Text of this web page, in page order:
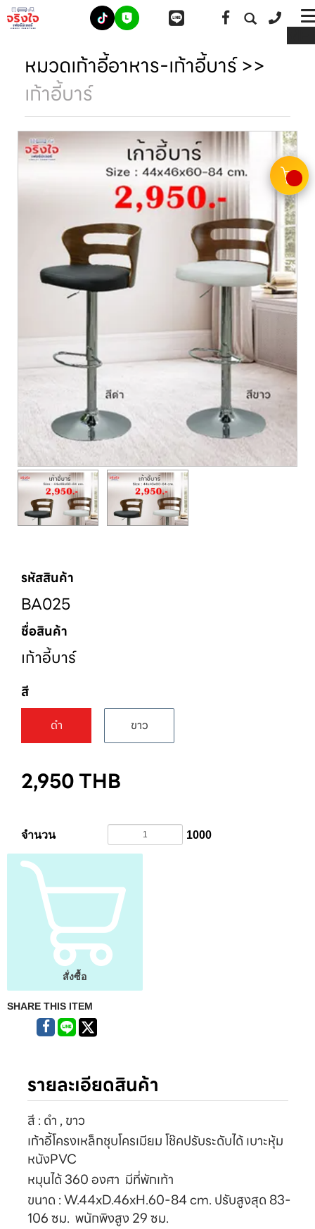
หมวดเก้าอี้อาหาร-เก้าอี้บาร์>>
เก้าอี้บาร์
รหัสสินค้า
BA025
ชื่อสินค้า
เก้าอี้บาร์
สี
ดำ ขาว
2,950THB
จำนวน 1000
สั่งซื้อ
SHARE THIS ITEM
รายละเอียดสินค้า
สี : ดำ , ขาว
เก้าอี้โครงเหล็กชุบโครเมียม โช๊คปรับระดับได้ เบาะหุ้ม
หนังPVC
หมุนได้ 360 องศา มีที่พักเท้า
ขนาด : W.44xD.46xH.60-84 cm. ปรับสูงสุด 83-
106 ซม. พนักพิงสูง 29 ซม.